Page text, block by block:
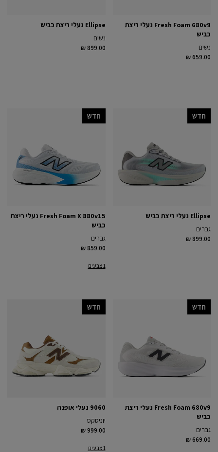
Fresh Foam 680v9 נעלי ריצת
כביש
נשים
₪ 659.00
Ellipse נעלי ריצת כביש
נשים
₪ 899.00
Ellipse נעלי ריצת כביש
גברים
₪ 899.00
חדש
Fresh Foam X 880v15 נעלי ריצת
כביש
גברים
₪ 859.00
1 צבעים
חדש
Fresh Foam 680v9 נעלי ריצת
כביש
גברים
₪ 669.00
חדש
9060 נעלי אופנה
יוניסקס
₪ 999.00
1 צבעים
חדש